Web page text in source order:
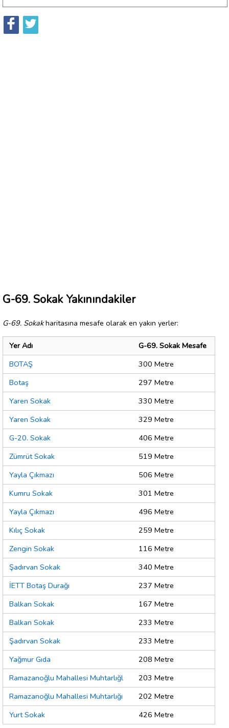
G-69. Sokak Yakınındakiler
G-69. Sokakharitasına mesafe olarak en yakın yerler:
Yer Adı
G-69. Sokak Mesafe
BOTAŞ
300 Metre
Botaş
297 Metre
Yaren Sokak
330 Metre
Yaren Sokak
329 Metre
G-20. Sokak
406 Metre
Zümrüt Sokak
519 Metre
Yayla Çıkmazı
506 Metre
Kumru Sokak
301 Metre
Yayla Çıkmazı
496 Metre
Kılıç Sokak
259 Metre
Zengin Sokak
116 Metre
Şadırvan Sokak
340 Metre
İETT Botaş Durağı
237 Metre
Balkan Sokak
167 Metre
Balkan Sokak
233 Metre
Şadırvan Sokak
233 Metre
Yağmur Gıda
208 Metre
Ramazanoğlu Mahallesi Muhtarlığl
203 Metre
Ramazanoğlu Mahallesi Muhtarlığı
202 Metre
Yurt Sokak
426 Metre